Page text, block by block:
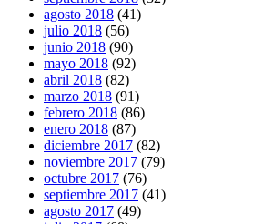
agosto 2018 (41)
julio 2018 (56)
junio 2018 (90)
mayo 2018 (92)
abril 2018 (82)
marzo 2018 (91)
febrero 2018 (86)
enero 2018 (87)
diciembre 2017 (82)
noviembre 2017 (79)
octubre 2017 (76)
septiembre 2017 (41)
agosto 2017 (49)